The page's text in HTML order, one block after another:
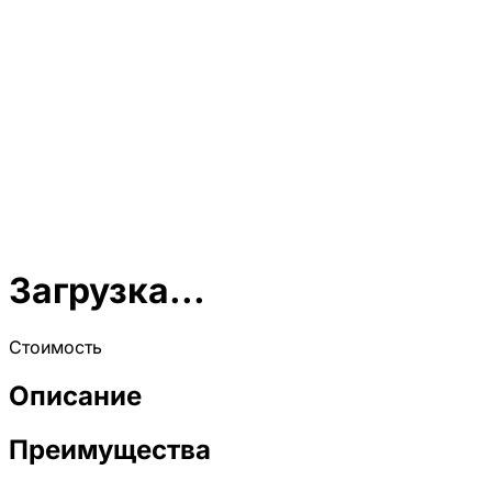
Загрузка...
Стоимость
Описание
Преимущества